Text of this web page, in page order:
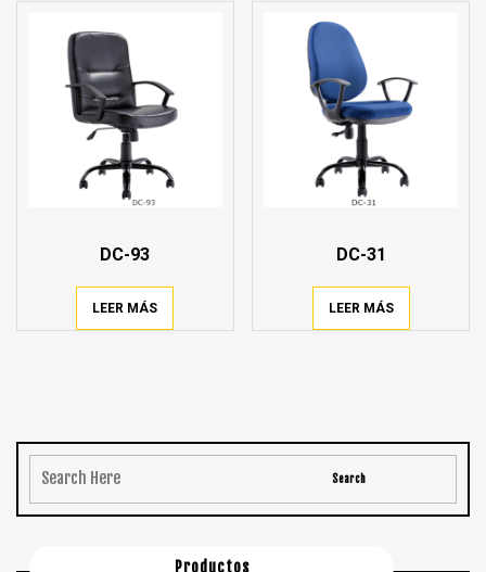
DC-93
LEER MÁS
DC-31
LEER MÁS
Productos